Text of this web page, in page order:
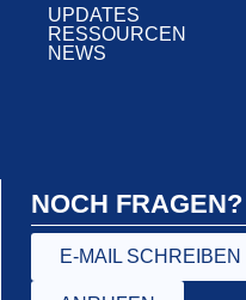
UPDATES
RESSOURCEN
NEWS
NOCH FRAGEN?
E-MAIL SCHREIBEN